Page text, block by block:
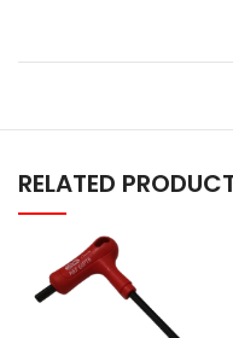
RELATED